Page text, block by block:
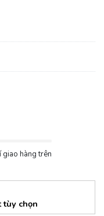
giao hàng trên
tùy chọn